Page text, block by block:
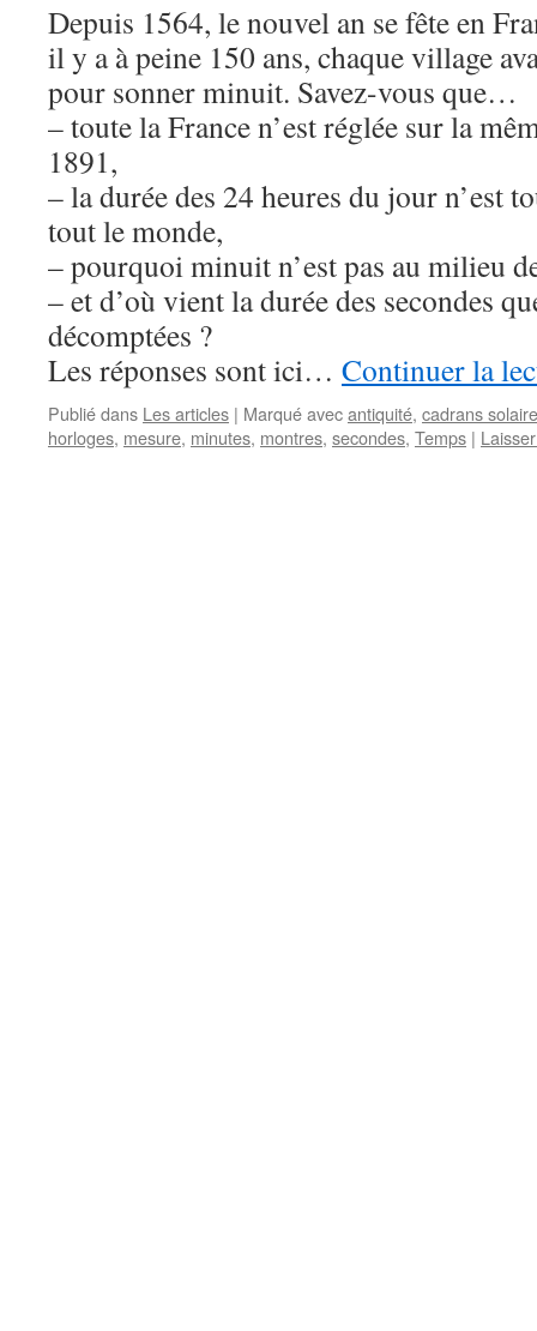
Depuis 1564, le nouvel an se fête en
il y a à peine 150 ans, chaque village
pour sonner minuit. Savez-vous que…
– toute la France n’est réglée sur la
1891,
– la durée des 24 heures du jour n’est
tout le monde,
– pourquoi minuit n’est pas au milieu
– et d’où vient la durée des secondes
décomptées ?
Les réponses sont ici… Continuer la
Publié dans Les articles | Marqué avecantiquité, cadrans
horloges, mesure, minutes, montres, secondes, Temps |